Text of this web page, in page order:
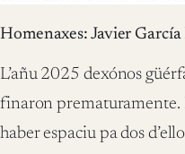
Homenaxes: Javier
L’añu 2025 dexónos
finaron prematuramente.
haber espaciu pa dos